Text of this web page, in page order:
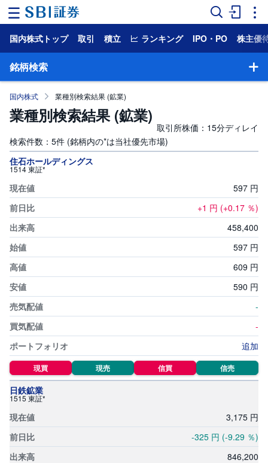
ー
ム
マ
ー
ケ
ッ
ト
NISA
国
内
株
式
外
国
株
式
投
資
信
託
債
券
FX
お
ま
か
せ
投
資
PICK
UP
国内株式トップ 取引 積立 ランキング IPO・PO 株主優
銘柄検索
銘柄検索
株主優待検索
一般信用売り銘柄一覧
HYPER空売り銘柄一覧
銘柄スクリーニング
チャート形状銘柄検索
貸株サービス適用金利一覧
ETF・ETN取扱銘柄一覧
REIT(不動産投資信託)取扱銘柄一覧
テーマ投資一覧
積立ランキング
国内株式 業種別検索結果 (鉱業)
業種別検索結果 (鉱業)
取引所株価：15分ディレイ
検索件数：5件 (銘柄内の*は当社優先市場)
住石ホールディングス
1514 東証*
597 円
+1 円 (+0.17 ％)
458,400
597 円
609 円
590 円
-
-
追加
現買 現売 信買 信売
日鉄鉱業
1515 東証*
3,175 円
-325 円 (-9.29 ％)
846,200